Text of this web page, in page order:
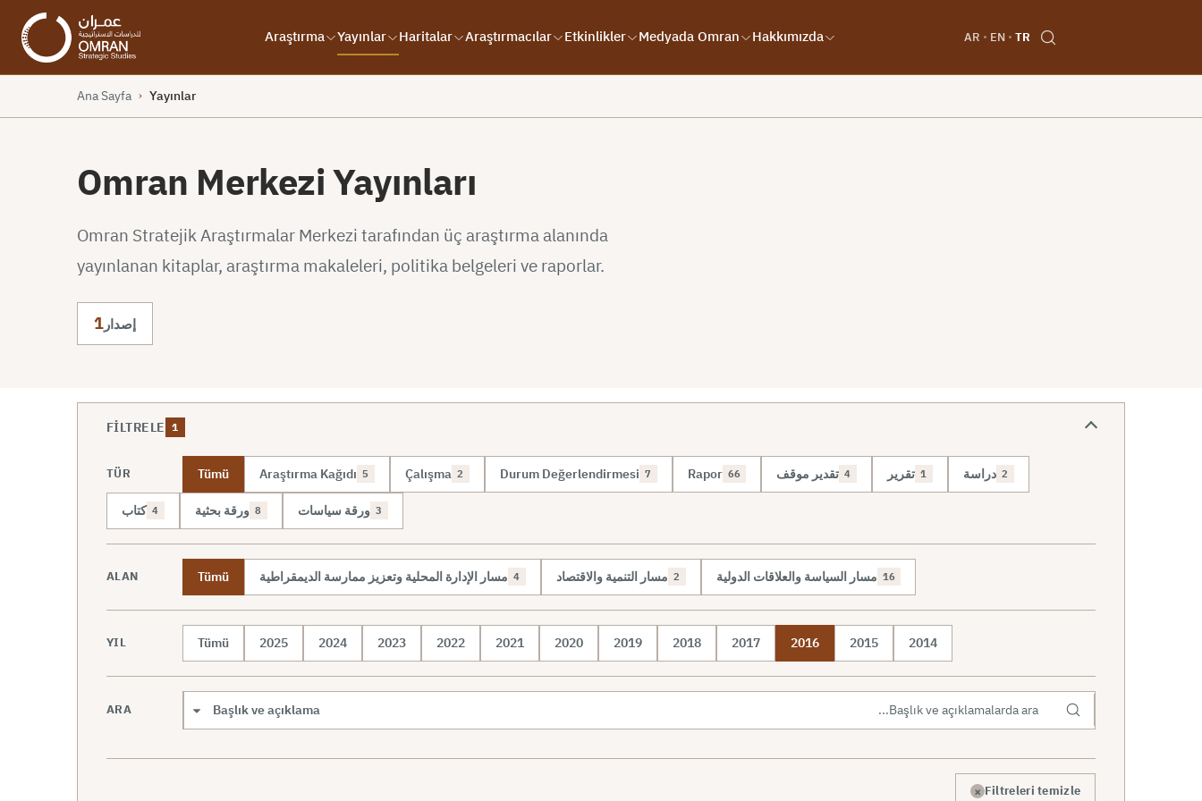
Araştırma Yayınlar Haritalar Araştırmacılar Etkinlikler Medyada Omran Hakkımızda AR EN TR
Ana Sayfa › Yayınlar
Omran Merkezi Yayınları
Omran Stratejik Araştırmalar Merkezi tarafından üç araştırma alanında
yayınlanan kitaplar, araştırma makaleleri, politika belgeleri ve raporlar.
1إصدار
FILTRELE 1
TÜR Tümü Araştırma Kağıdı 5 Çalışma 2 Durum Değerlendirmesi 7 Rapor 66 تقدير موقف 4 تقرير 1 دراسة 2
كتاب 4 ورقة بحثية 8 ورقة سياسات 3
ALAN Tümü مسار الإدارة المحلية وتعزيز ممارسة الديمقراطية 4 مسار التنمية والاقتصاد 2 مسار السياسة والعلاقات الدولية 16
YIL Tümü 2025 2024 2023 2022 2021 2020 2019 2018 2017 2016 2015 2014
ARA
Arama kapsamı
× Filtreleri temizle